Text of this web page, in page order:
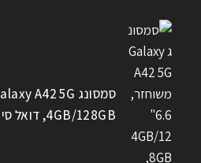
4GB/128GB, דואל סים